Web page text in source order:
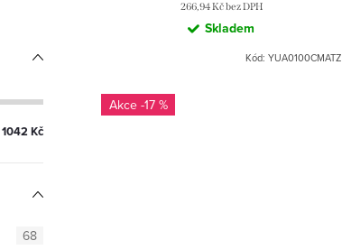
1042Kč
68
266,94 Kč bez DPH
Skladem
Kód:YUA0100CMATZ
-17 %